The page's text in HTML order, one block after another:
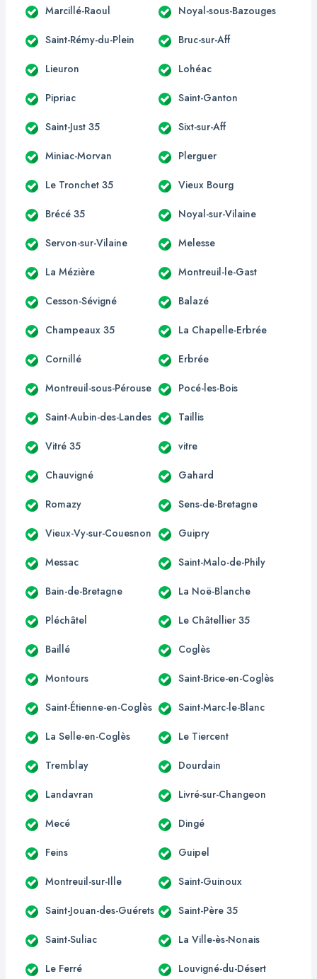
Marcillé-Raoul Noyal-sous-Bazouges
Saint-Rémy-du-Plein Bruc-sur-Aff
Lieuron Lohéac
Pipriac Saint-Ganton
Saint-Just 35 Sixt-sur-Aff
Miniac-Morvan Plerguer
Le Tronchet 35 Vieux Bourg
Brécé 35 Noyal-sur-Vilaine
Servon-sur-Vilaine Melesse
La Mézière Montreuil-le-Gast
Cesson-Sévigné Balazé
Champeaux 35 La Chapelle-Erbrée
Cornillé Erbrée
Montreuil-sous-Pérouse Pocé-les-Bois
Saint-Aubin-des-Landes Taillis
Vitré 35 vitre
Chauvigné Gahard
Romazy Sens-de-Bretagne
Vieux-Vy-sur-Couesnon Guipry
Messac Saint-Malo-de-Phily
Bain-de-Bretagne La Noë-Blanche
Pléchâtel Le Châtellier 35
Baillé Coglès
Montours Saint-Brice-en-Coglès
Saint-Étienne-en-Coglès Saint-Marc-le-Blanc
La Selle-en-Coglès Le Tiercent
Tremblay Dourdain
Landavran Livré-sur-Changeon
Mecé Dingé
Feins Guipel
Montreuil-sur-Ille Saint-Guinoux
Saint-Jouan-des-Guérets Saint-Père 35
Saint-Suliac La Ville-ès-Nonais
Le Ferré Louvigné-du-Désert